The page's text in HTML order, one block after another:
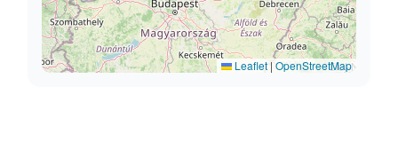
Leaflet | OpenStreetMap